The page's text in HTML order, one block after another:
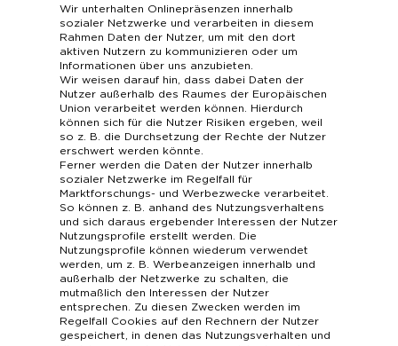
Wir unterhalten Onlinepräsenzen innerhalb
sozialer Netzwerke und verarbeiten in diesem
Rahmen Daten der Nutzer, um mit den dort
aktiven Nutzern zu kommunizieren oder um
Informationen über uns anzubieten.
Wir weisen darauf hin, dass dabei Daten der
Nutzer außerhalb des Raumes der Europäischen
Union verarbeitet werden können. Hierdurch
können sich für die Nutzer Risiken ergeben, weil
so z. B. die Durchsetzung der Rechte der Nutzer
erschwert werden könnte.
Ferner werden die Daten der Nutzer innerhalb
sozialer Netzwerke im Regelfall für
Marktforschungs- und Werbezwecke verarbeitet.
So können z. B. anhand des Nutzungsverhaltens
und sich daraus ergebender Interessen der Nutzer
Nutzungsprofile erstellt werden. Die
Nutzungsprofile können wiederum verwendet
werden, um z. B. Werbeanzeigen innerhalb und
außerhalb der Netzwerke zu schalten, die
mutmaßlich den Interessen der Nutzer
entsprechen. Zu diesen Zwecken werden im
Regelfall Cookies auf den Rechnern der Nutzer
gespeichert, in denen das Nutzungsverhalten und